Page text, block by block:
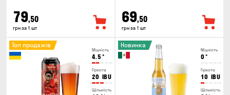
79,50
грн за 1 шт
69,50
грн за 1 шт
Міцність
4.5 °
Гіркота
20 IBU
Щільність
Топ продажів
Міцність
0 °
Гіркота
10 IBU
Щільність
Новинка